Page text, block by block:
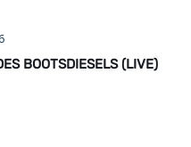
BOOTSDIESELS (LIVE)